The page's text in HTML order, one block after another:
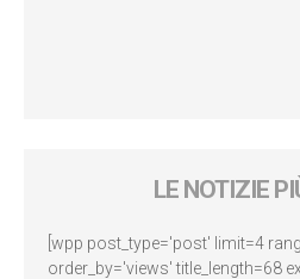
LE NOTIZIE
[wpp post_type='post' limit=4
order_by='views' title_length=68